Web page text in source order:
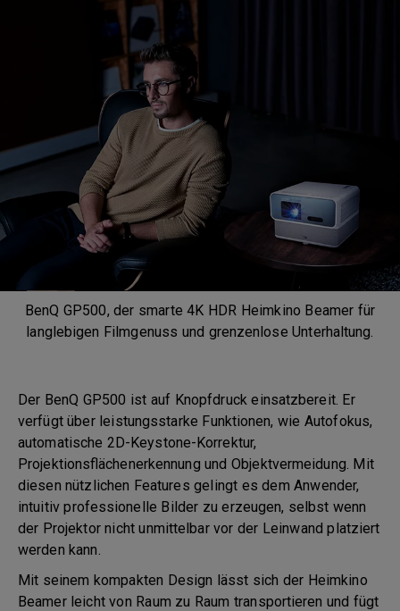
BenQ GP500, der smarte 4K HDR Heimkino Beamer für
langlebigen Filmgenuss und grenzenlose Unterhaltung.
Der BenQ GP500 ist auf Knopfdruck einsatzbereit. Er
verfügt über leistungsstarke Funktionen, wie Autofokus,
automatische 2D-Keystone-Korrektur,
Projektionsflächenerkennung und Objektvermeidung. Mit
diesen nützlichen Features gelingt es dem Anwender,
intuitiv professionelle Bilder zu erzeugen, selbst wenn
der Projektor nicht unmittelbar vor der Leinwand platziert
werden kann.
Mit seinem kompakten Design lässt sich der Heimkino
Beamer leicht von Raum zu Raum transportieren und fügt